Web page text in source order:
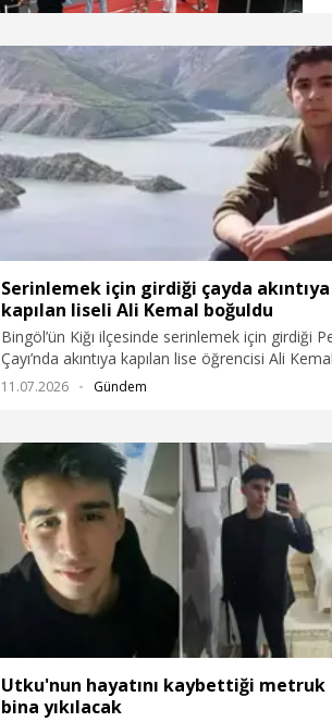
Serinlemek için girdiği çayda akıntıya
kapılan liseli Ali Kemal boğuldu
Bingöl’ün Kiğı ilçesinde serinlemek için girdiği
Çayı’nda akıntıya kapılan lise öğrencisi Ali Kemal
Övet (15), boğuldu.
11.07.2026 Gündem
Utku'nun hayatını kaybettiği metruk
bina yıkılacak